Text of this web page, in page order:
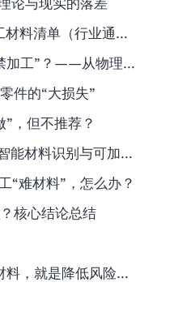
清单（行业通用版）
”？——从物理特性说起
件的“大损失”
，但不推荐？
料识别与可加工性预测
“难材料”，怎么办？
核心结论总结
就是降低风险的开始